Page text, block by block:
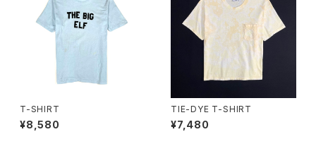
T-SHIRT
¥8,580
TIE-DYE T-SHIRT
¥7,480